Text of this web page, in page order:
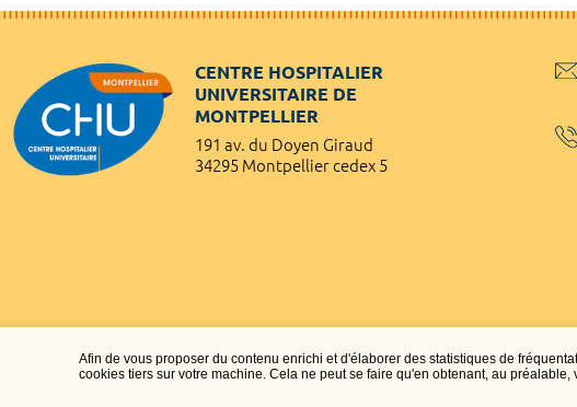
Afin de vous proposer du contenu enrichi et d'élaborer des statistiques de
cookies tiers sur votre machine. Cela ne peut se faire qu'en obtenant, au
CENTRE HOSPITALIER
UNIVERSITAIRE DE
MONTPELLIER
191 av. du Doyen Giraud
34295 Montpellier cedex 5